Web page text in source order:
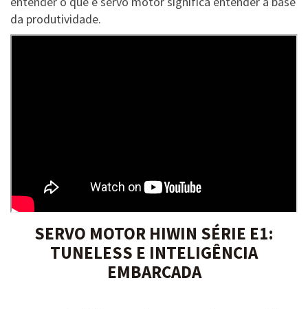
da produtividade.
SERVO MOTOR HIWIN SÉRIE E1:
TUNELESS E INTELIGÊNCIA
EMBARCADA